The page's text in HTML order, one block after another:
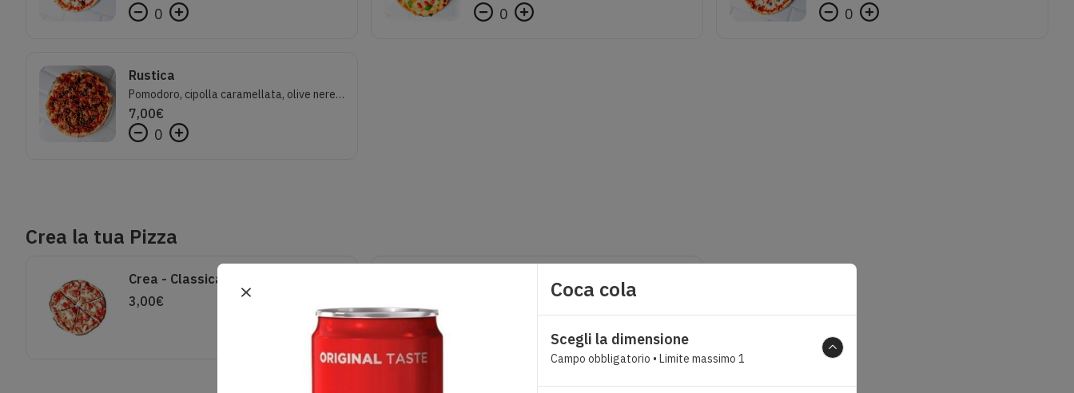
0 0 0
Rustica
Pomodoro, cipolla caramellata, olive nere, origano e olio evo
7,00€
0
Crea la tua Pizza
Crea - Classica
3,00€
Crea - Senza glutine
Formato ClassicaCoca cola
Scegli la dimensione
Campo obbligatorio • Limite massimo 1